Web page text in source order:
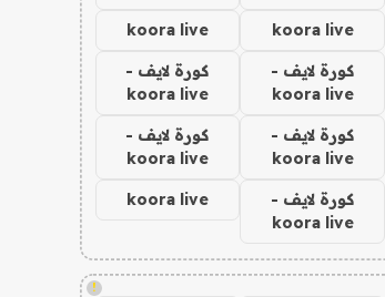
koora live
koora live
كورة لايف -
koora live
كورة لايف -
koora live
كورة لايف -
koora live
كورة لايف -
koora live
كورة لايف -
koora live
koora live
!